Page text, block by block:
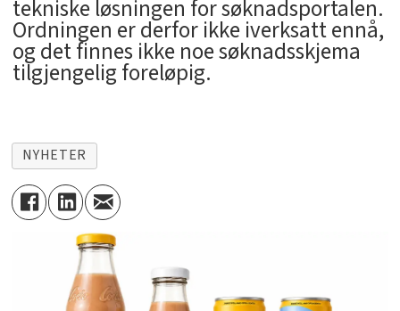
tekniske løsningen for søknadsportalen.
Ordningen er derfor ikke iverksatt ennå,
og det finnes ikke noe søknadsskjema
tilgjengelig foreløpig.
NYHETER